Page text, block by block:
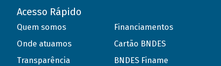
Acesso Rápido
Quem somos
Onde atuamos
Transparência
Financiamentos
Cartão BNDES
BNDES Finame